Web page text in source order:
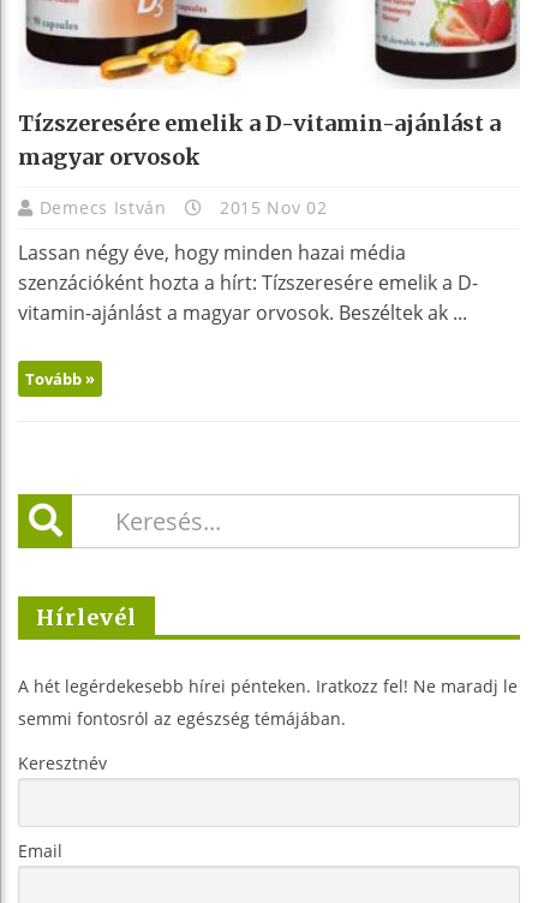
Tízszeresére emelik a D-vitamin-ajánlást a
magyar orvosok
Demecs István 2015 Nov 02
Lassan négy éve, hogy minden hazai média
szenzációként hozta a hírt: Tízszeresére emelik a D-
vitamin-ajánlást a magyar orvosok. Beszéltek ak ...
Tovább »
Hírlevél
A hét legérdekesebb hírei pénteken. Iratkozz fel! Ne maradj le
semmi fontosról az egészség témájában.
Keresztnév
Email